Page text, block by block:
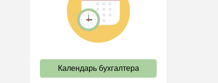
труда
Отпуск и время отдыха
Оплата труда
Ответственность и
взыскания
Календарь бухгалтера